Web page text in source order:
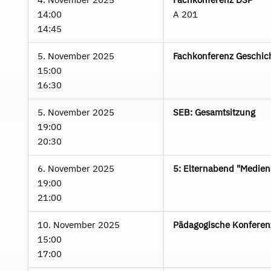
14:00
14:45
A 201
5. November 2025
15:00
16:30
Fachkonferenz
5. November 2025
19:00
20:30
SEB: Gesamtsitzung
6. November 2025
19:00
21:00
5: Elternabend
10. November 2025
15:00
17:00
Pädagogische